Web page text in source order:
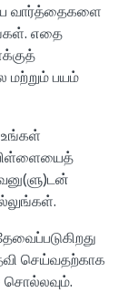
வார்த்தைகளை
எதை
மற்றும் பயம்
உங்கள்
செய்வதற்காக
சொல்லவும்.